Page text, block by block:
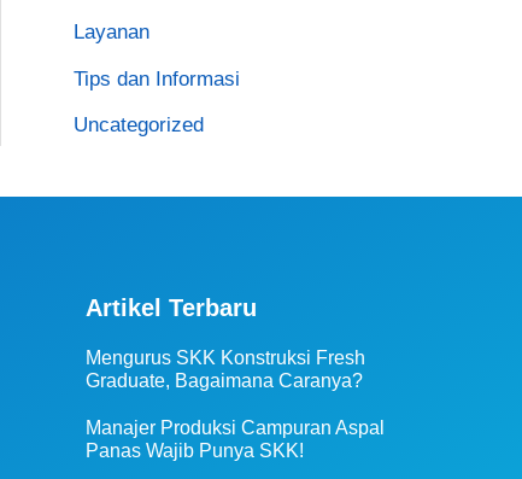
Layanan
Tips dan Informasi
Uncategorized
Artikel Terbaru
Mengurus SKK Konstruksi Fresh
Graduate, Bagaimana Caranya?
Manajer Produksi Campuran Aspal
Panas Wajib Punya SKK!